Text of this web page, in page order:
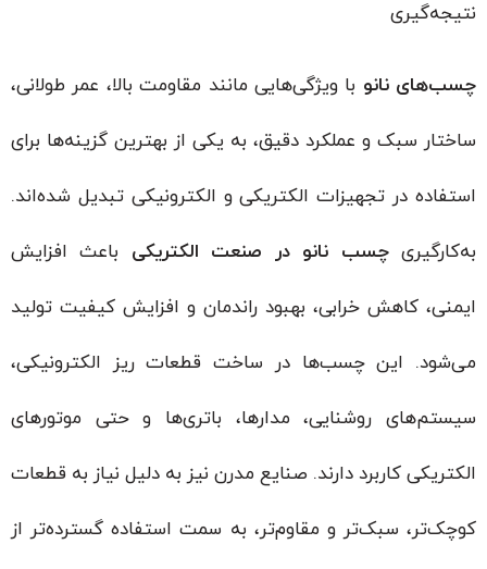
نتیجه‌گیری
چسب‌های نانوبا ویژگی‌هایی مانند مقاومت بالا، عمر طولانی،
ساختار سبک و عملکرد دقیق، به یکی از بهترین گزینه‌ها برای
استفاده در تجهیزات الکتریکی و الکترونیکی تبدیل شده‌اند.
به‌کارگیری چسب نانو در صنعت الکتریکیباعث افزایش
ایمنی، کاهش خرابی، بهبود راندمان و افزایش کیفیت تولید
می‌شود. این چسب‌ها در ساخت قطعات ریز الکترونیکی،
سیستم‌های روشنایی، مدارها، باتری‌ها و حتی موتورهای
الکتریکی کاربرد دارند. صنایع مدرن نیز به دلیل نیاز به قطعات
کوچک‌تر، سبک‌تر و مقاوم‌تر، به سمت استفاده گسترده‌تر از